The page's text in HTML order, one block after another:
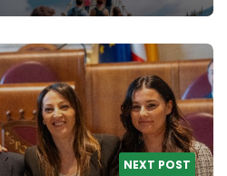
NEXT POST